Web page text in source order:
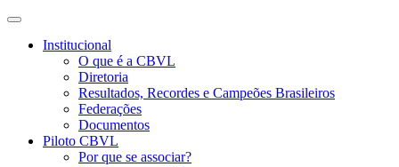
Institucional
O que é a CBVL
Diretoria
Resultados, Recordes e Campeões Brasileiros
Federações
Documentos
Piloto CBVL
Por que se associar?